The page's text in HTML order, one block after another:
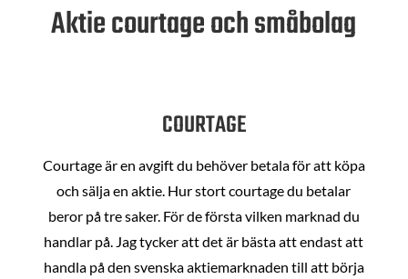
Aktie courtage och småbolag
COURTAGE
Courtage är en avgift du behöver betala för att köpa
och sälja en aktie. Hur stort courtage du betalar
beror på tre saker. För de första vilken marknad du
handlar på. Jag tycker att det är bästa att endast att
handla på den svenska aktiemarknaden till att börja